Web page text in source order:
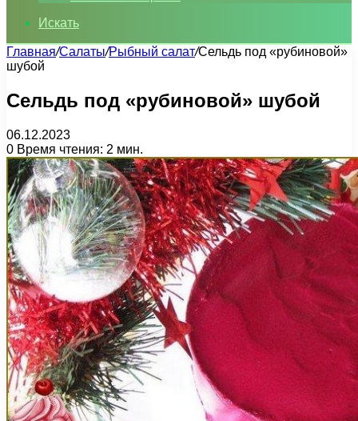
Искать
Главная/Салаты/Рыбный салат/Сельдь под «рубиновой»
шубой
Сельдь под «рубиновой» шубой
06.12.2023
0 Время чтения: 2 мин.